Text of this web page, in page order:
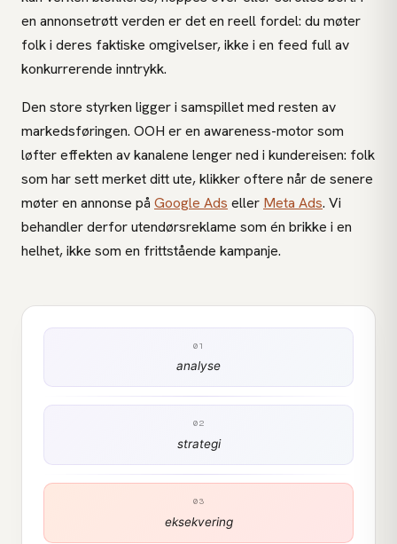
en annonsetrøtt verden er det en reell fordel: du møter
folk i deres faktiske omgivelser, ikke i en feed full av
konkurrerende inntrykk.
Den store styrken ligger i samspillet med resten av
markedsføringen. OOH er en awareness-motor som
løfter effekten av kanalene lenger ned i kundereisen: folk
som har sett merket ditt ute, klikker oftere når de senere
møter en annonse på Google Ads eller Meta Ads. Vi
behandler derfor utendørsreklame som én brikke i en
helhet, ikke som en frittstående kampanje.
01
analyse
02
strategi
03
eksekvering